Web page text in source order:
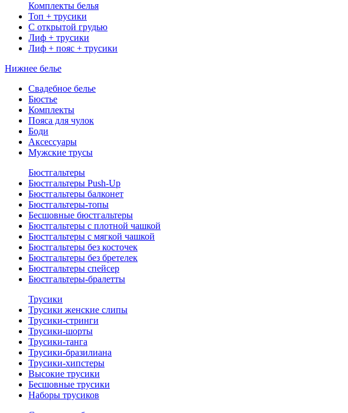
Комплекты белья
Топ + трусики
С открытой грудью
Лиф + трусики
Лиф + пояс + трусики
Нижнее белье
Свадебное белье
Бюстье
Комплекты
Пояса для чулок
Боди
Аксессуары
Мужские трусы
Бюстгальтеры
Бюстгальтеры Push-Up
Бюстгальтеры балконет
Бюстгальтеры-топы
Бесшовные бюстгальтеры
Бюстгальтеры с плотной чашкой
Бюстгальтеры с мягкой чашкой
Бюстгальтеры без косточек
Бюстгальтеры без бретелек
Бюстгальтеры спейсер
Бюстгальтеры-бралетты
Трусики
Трусики женские слипы
Трусики-стринги
Трусики-шорты
Трусики-танга
Трусики-бразилиана
Трусики-хипстеры
Высокие трусики
Бесшовные трусики
Наборы трусиков